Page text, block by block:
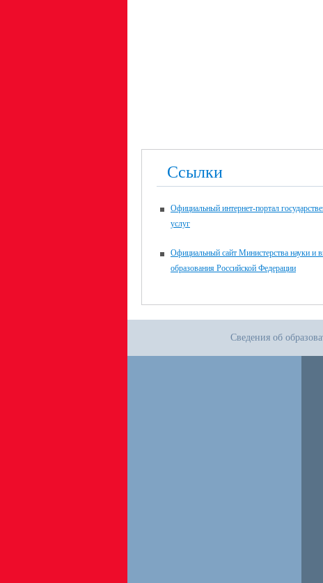
Ссылки
Официальный интернет-портал
услуг
Официальный сайт Министерства науки и
образования Российской Федерации
Сведения об